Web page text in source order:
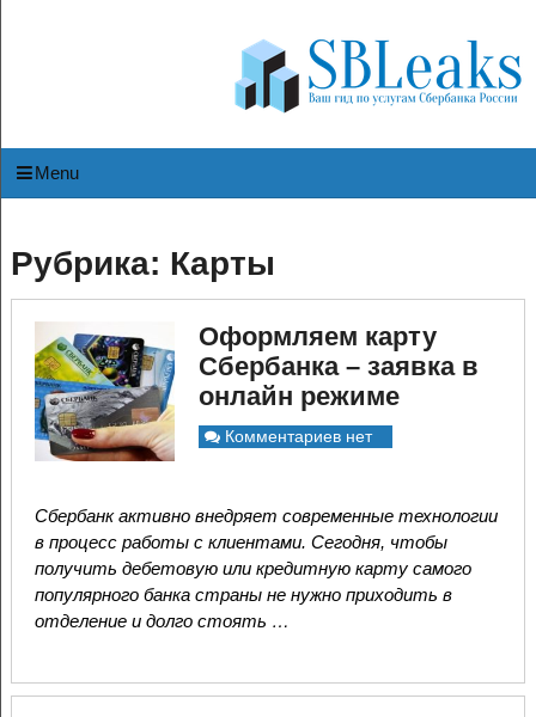
Menu
Рубрика: Карты
Оформляем карту
Сбербанка – заявка в
онлайн режиме
Комментариев нет
Сбербанк активно внедряет современные технологии
в процесс работы с клиентами. Сегодня, чтобы
получить дебетовую или кредитную карту самого
популярного банка страны не нужно приходить в
отделение и долго стоять …